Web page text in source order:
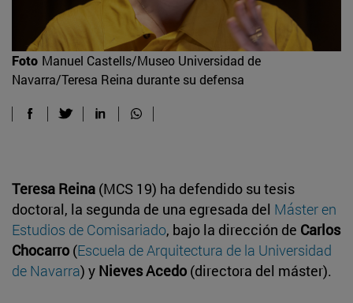
Foto Manuel Castells/Museo Universidad de
Navarra/Teresa Reina durante su defensa
Teresa Reina (MCS 19) ha defendido su tesis
doctoral, la segunda de una egresada del Máster en
Estudios de Comisariado, bajo la dirección de Carlos
Chocarro (Escuela de Arquitectura de la Universidad
de Navarra) y Nieves Acedo (directora del máster).